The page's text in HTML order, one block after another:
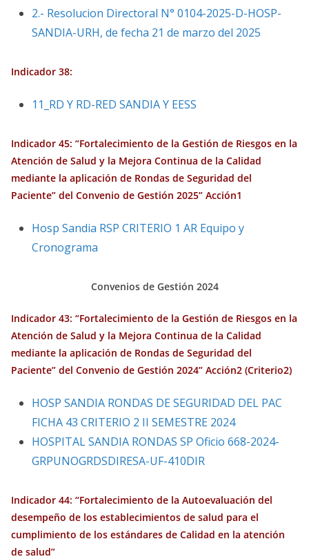
2.- Resolucion Directoral N° 0104-2025-D-HOSP-
SANDIA-URH, de fecha 21 de marzo del 2025
Indicador 38:
11_RD Y RD-RED SANDIA Y EESS
Indicador 45: “Fortalecimiento de la Gestión de Riesgos en la
Atención de Salud y la Mejora Continua de la Calidad
mediante la aplicación de Rondas de Seguridad del
Paciente” del Convenio de Gestión 2025” Acción1
Hosp Sandia RSP CRITERIO 1 AR Equipo y
Cronograma
Convenios de Gestión 2024
Indicador 43: “Fortalecimiento de la Gestión de Riesgos en la
Atención de Salud y la Mejora Continua de la Calidad
mediante la aplicación de Rondas de Seguridad del
Paciente” del Convenio de Gestión 2024” Acción2 (Criterio2)
HOSP SANDIA RONDAS DE SEGURIDAD DEL PAC
FICHA 43 CRITERIO 2 II SEMESTRE 2024
HOSPITAL SANDIA RONDAS SP Oficio 668-2024-
GRPUNOGRDSDIRESA-UF-410DIR
Indicador 44: “Fortalecimiento de la Autoevaluación del
desempeño de los establecimientos de salud para el
cumplimiento de los estándares de Calidad en la atención
de salud”